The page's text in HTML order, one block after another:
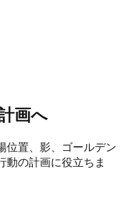
画へ
位置、影、ゴールデン
動の計画に役立ちま